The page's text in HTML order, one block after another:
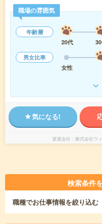
職場の雰囲気
年齢層
20代
男女比率
女性
気になる!
派遣会社 株式会社ウ
検索条件
職種でお仕事情報を絞り込む